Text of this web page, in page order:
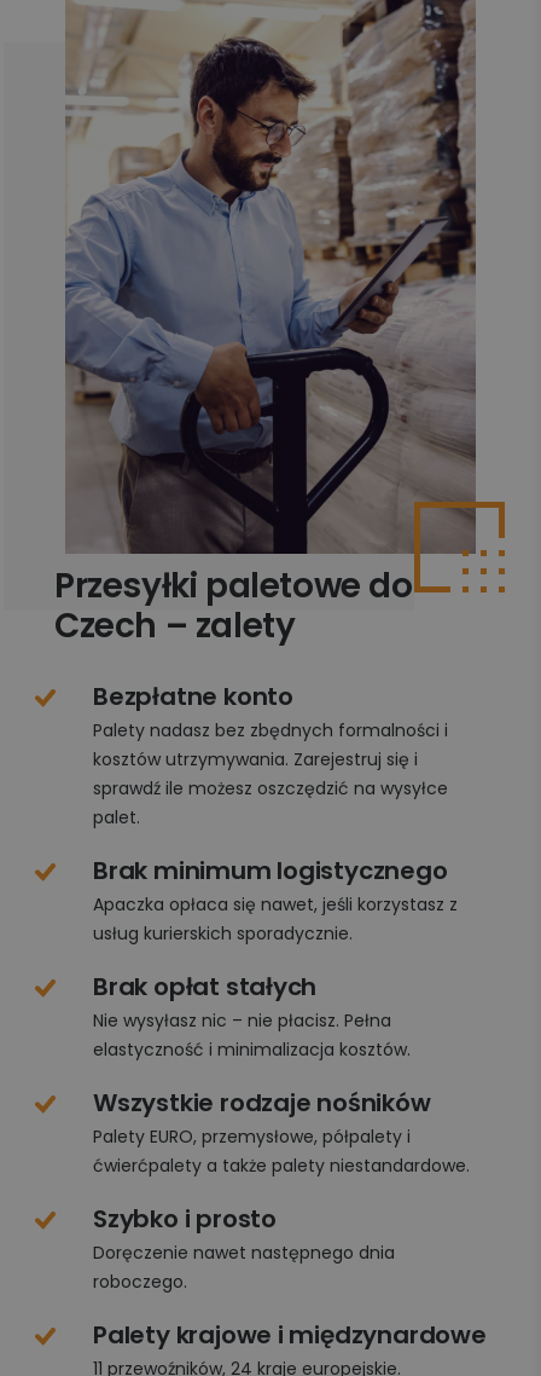
Przesyłki paletowe do
Czech – zalety
Bezpłatne konto
Palety nadasz bez zbędnych formalności i
kosztów utrzymywania. Zarejestruj się i
sprawdź ile możesz oszczędzić na wysyłce
palet.
Brak minimum logistycznego
Apaczka opłaca się nawet, jeśli korzystasz z
usług kurierskich sporadycznie.
Brak opłat stałych
Nie wysyłasz nic – nie płacisz. Pełna
elastyczność i minimalizacja kosztów.
Wszystkie rodzaje nośników
Palety EURO, przemysłowe, półpalety i
ćwierćpalety a także palety niestandardowe.
Szybko i prosto
Doręczenie nawet następnego dnia
roboczego.
Palety krajowe i międzynardowe
11 przewoźników, 24 kraje europejskie.